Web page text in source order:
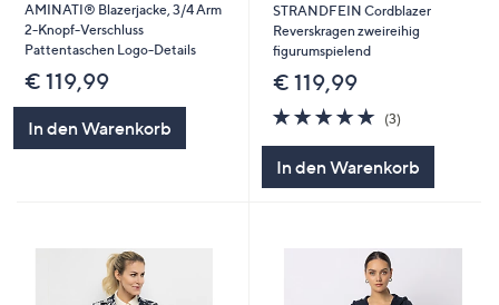
AMINATI® Blazerjacke, 3/4 Arm
2-Knopf-Verschluss
Pattentaschen Logo-Details
€ 119,99
In den Warenkorb
STRANDFEIN Cordblazer
Reverskragen zweireihig
figurumspielend
€ 119,99
4.7
von
(3)3
In den Warenkorb